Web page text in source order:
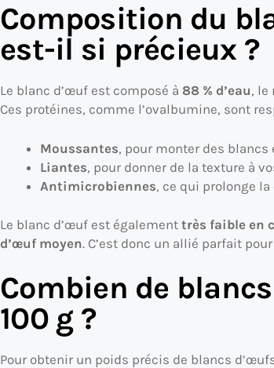
Composition du
est-il si précieux ?
Le blanc d’œuf est composé à 88 % d’eau, le
Ces protéines, comme l’ovalbumine, sont
Moussantes, pour monter des blancs
Liantes, pour donner de la texture à
Antimicrobiennes, ce qui prolonge
Le blanc d’œuf est également très faible en
d’œuf moyen. C’est donc un allié parfait
Combien de
100 g ?
Pour obtenir un poids précis de blancs